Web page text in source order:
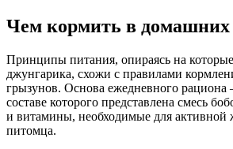
Чем кормить в домашних
Принципы питания, опираясь на
джунгарика, схожи с правилами
грызунов. Основа ежедневного рациона
составе которого представлена смесь
и витамины, необходимые для активной
питомца.